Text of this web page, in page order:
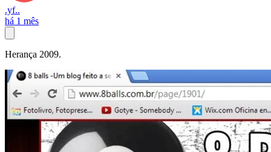
.yf..
há 1 mês
Herança 2009.